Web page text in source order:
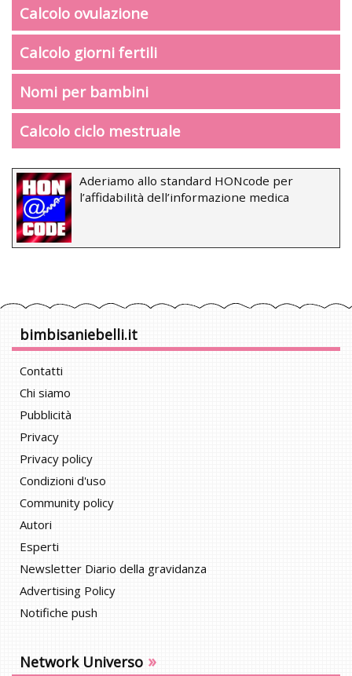
Calcolo ovulazione
Calcolo giorni fertili
Nomi per bambini
Calcolo ciclo mestruale
Aderiamo allo standard HONcode per
l’affidabilità dell’informazione medica
bimbisaniebelli.it
Contatti
Chi siamo
Pubblicità
Privacy
Privacy policy
Condizioni d'uso
Community policy
Autori
Esperti
Newsletter Diario della gravidanza
Advertising Policy
Notifiche push
Network Universo »